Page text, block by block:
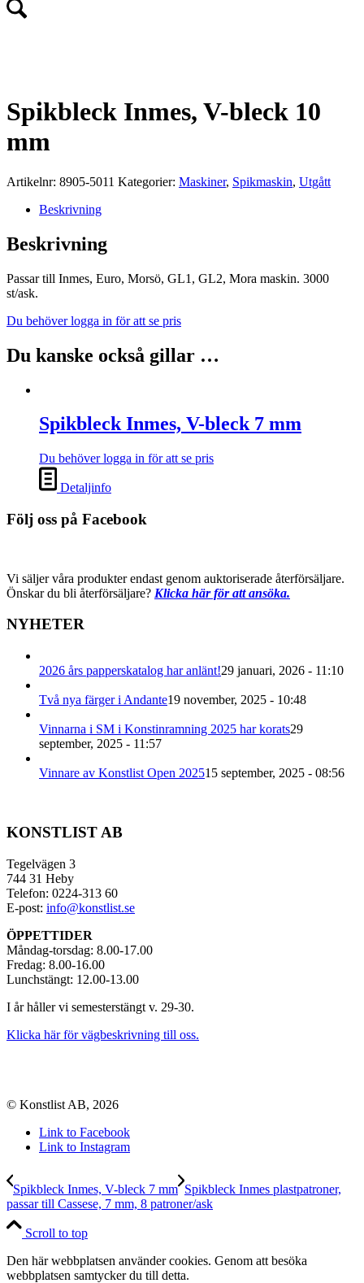
Spikbleck Inmes, V-bleck 10
mm
Artikelnr: 8905-5011 Kategorier: Maskiner, Spikmaskin, Utgått
Beskrivning
Beskrivning
Passar till Inmes, Euro, Morsö, GL1, GL2, Mora maskin. 3000
st/ask.
Du behöver logga in för att se pris
Du kanske också gillar …
Spikbleck Inmes, V-bleck 7 mm
Du behöver logga in för att se pris
Detaljinfo
Följ oss på Facebook
Vi säljer våra produkter endast genom auktoriserade återförsäljare.
Önskar du bli återförsäljare? Klicka här för att ansöka.
NYHETER
2026 års papperskatalog har anlänt!29 januari, 2026 - 11:10
Två nya färger i Andante19 november, 2025 - 10:48
Vinnarna i SM i Konstinramning 2025 har korats29
september, 2025 - 11:57
Vinnare av Konstlist Open 202515 september, 2025 - 08:56
KONSTLIST AB
Tegelvägen 3
744 31 Heby
Telefon: 0224-313 60
E-post: info@konstlist.se
ÖPPETTIDER
Måndag-torsdag: 8.00-17.00
Fredag: 8.00-16.00
Lunchstängt: 12.00-13.00
I år håller vi semesterstängt v. 29-30.
Klicka här för vägbeskrivning till oss.
© Konstlist AB, 2026
Link to Facebook
Link to Instagram
Spikbleck Inmes, V-bleck 7 mm Spikbleck Inmes plastpatroner,
passar till Cassese, 7 mm, 8 patroner/ask
Scroll to top
Den här webbplatsen använder cookies. Genom att besöka
webbplatsen samtycker du till detta.